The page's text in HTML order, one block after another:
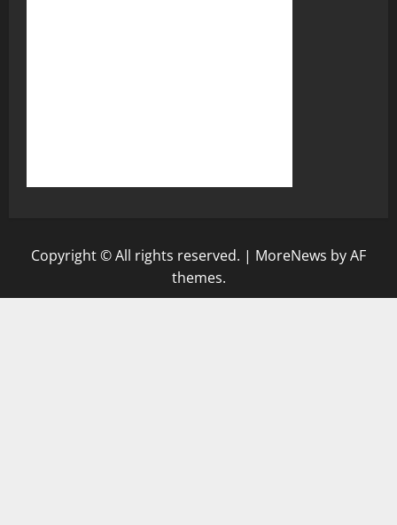
Copyright © All rights reserved. | MoreNews by AF
themes.